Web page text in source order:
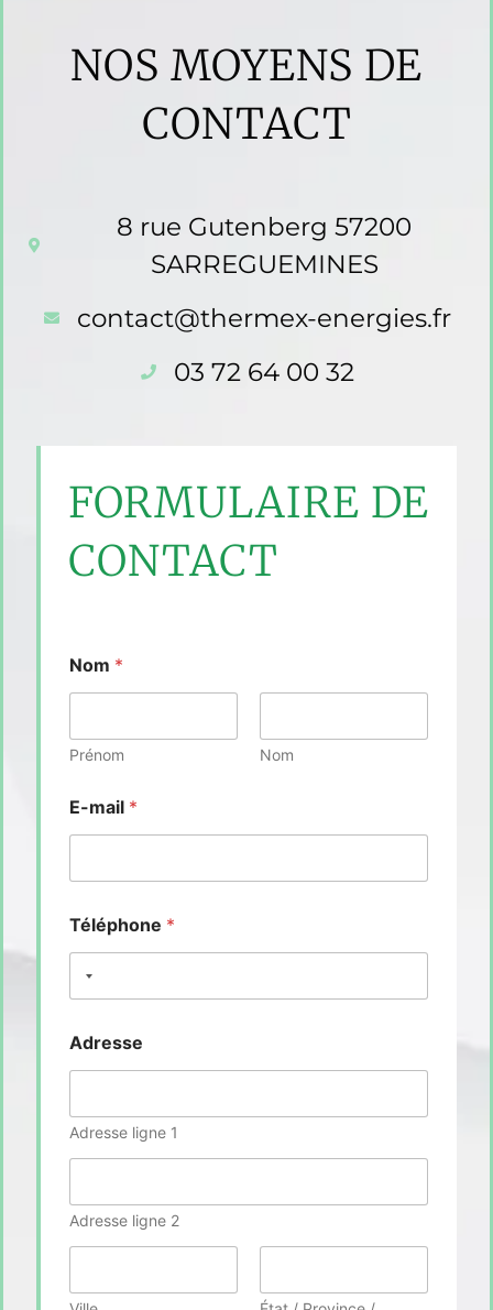
NOS MOYENS DE
CONTACT
8 rue Gutenberg 57200
SARREGUEMINES
contact@thermex-energies.fr
03 72 64 00 32
FORMULAIRE DE
CONTACT
Nom *
Prénom Nom
E-mail *
Téléphone *
Adresse
Adresse ligne 1
Adresse ligne 2